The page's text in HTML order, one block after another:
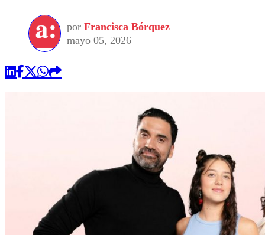
Seleccion Chilena
Torneo Internacional
Economía
Internacional
Publicaciones en medios
Opinión
por Francisca Bórquez
mayo 05, 2026